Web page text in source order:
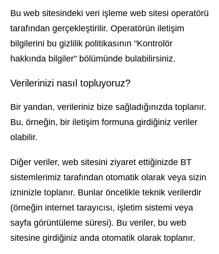
Bu web sitesindeki veri işleme web sitesi operatörü
tarafından gerçekleştirilir. Operatörün iletişim
bilgilerini bu gizlilik politikasının "Kontrolör
hakkında bilgiler" bölümünde bulabilirsiniz.
Verilerinizi nasıl topluyoruz?
Bir yandan, verileriniz bize sağladığınızda toplanır.
Bu, örneğin, bir iletişim formuna girdiğiniz veriler
olabilir.
Diğer veriler, web sitesini ziyaret ettiğinizde BT
sistemlerimiz tarafından otomatik olarak veya sizin
izninizle toplanır. Bunlar öncelikle teknik verilerdir
(örneğin internet tarayıcısı, işletim sistemi veya
sayfa görüntüleme süresi). Bu veriler, bu web
sitesine girdiğiniz anda otomatik olarak toplanır.